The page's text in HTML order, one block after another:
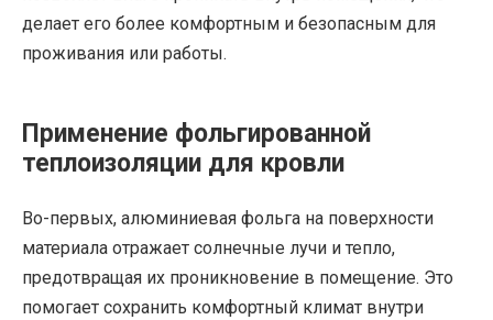
делает его более комфортным и безопасным для
проживания или работы.
Применение фольгированной
теплоизоляции для кровли
Во-первых, алюминиевая фольга на поверхности
материала отражает солнечные лучи и тепло,
предотвращая их проникновение в помещение. Это
помогает сохранить комфортный климат внутри